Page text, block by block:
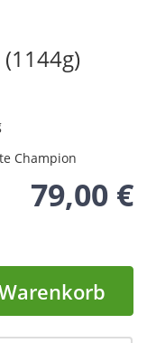
Champion
79,00 €